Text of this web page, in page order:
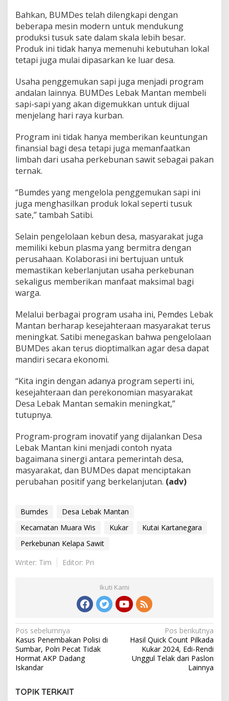
Bahkan, BUMDes telah dilengkapi dengan
beberapa mesin modern untuk mendukung
produksi tusuk sate dalam skala lebih besar.
Produk ini tidak hanya memenuhi kebutuhan lokal
tetapi juga mulai dipasarkan ke luar desa.
Usaha penggemukan sapi juga menjadi program
andalan lainnya. BUMDes Lebak Mantan membeli
sapi-sapi yang akan digemukkan untuk dijual
menjelang hari raya kurban.
Program ini tidak hanya memberikan keuntungan
finansial bagi desa tetapi juga memanfaatkan
limbah dari usaha perkebunan sawit sebagai pakan
ternak.
“Bumdes yang mengelola penggemukan sapi ini
juga menghasilkan produk lokal seperti tusuk
sate,” tambah Satibi.
Selain pengelolaan kebun desa, masyarakat juga
memiliki kebun plasma yang bermitra dengan
perusahaan. Kolaborasi ini bertujuan untuk
memastikan keberlanjutan usaha perkebunan
sekaligus memberikan manfaat maksimal bagi
warga.
Melalui berbagai program usaha ini, Pemdes Lebak
Mantan berharap kesejahteraan masyarakat terus
meningkat. Satibi menegaskan bahwa pengelolaan
BUMDes akan terus dioptimalkan agar desa dapat
mandiri secara ekonomi.
“Kita ingin dengan adanya program seperti ini,
kesejahteraan dan perekonomian masyarakat
Desa Lebak Mantan semakin meningkat,”
tutupnya.
Program-program inovatif yang dijalankan Desa
Lebak Mantan kini menjadi contoh nyata
bagaimana sinergi antara pemerintah desa,
masyarakat, dan BUMDes dapat menciptakan
perubahan positif yang berkelanjutan. (adv)
Bumdes
Desa Lebak Mantan
Kecamatan Muara Wis
Kukar
Kutai Kartanegara
Perkebunan Kelapa Sawit
Writer: Tim
Editor: Pri
Ikuti Kami
Navigasi
pos
Pos sebelumnya
Kasus Penembakan Polisi di
Sumbar, Polri Pecat Tidak
Hormat AKP Dadang
Iskandar
Pos berikutnya
Hasil Quick Count Pilkada
Kukar 2024, Edi-Rendi
Unggul Telak dari Paslon
Lainnya
TOPIK TERKAIT